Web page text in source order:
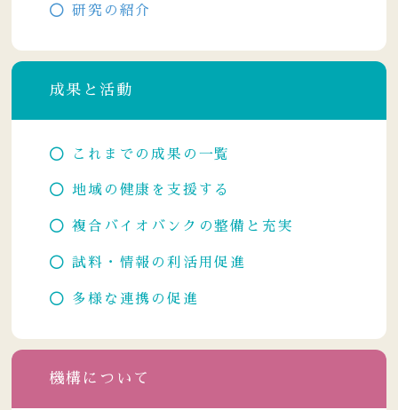
研究の紹介
成果と活動
これまでの成果の一覧
地域の健康を支援する
複合バイオバンクの整備と充実
試料・情報の利活用促進
多様な連携の促進
機構について